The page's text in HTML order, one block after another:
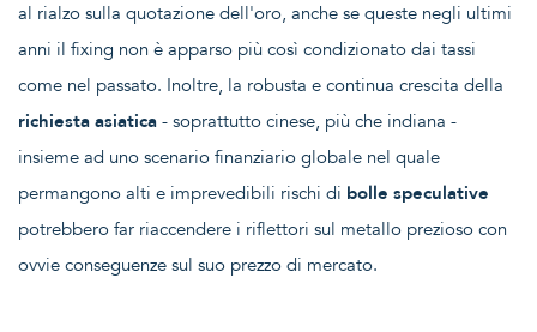
al rialzo sulla quotazione dell'oro, anche se queste negli ultimi
anni il fixing non è apparso più così condizionato dai tassi
come nel passato. Inoltre, la robusta e continua crescita della
richiesta asiatica - soprattutto cinese, più che indiana -
insieme ad uno scenario finanziario globale nel quale
permangono alti e imprevedibili rischi di bolle speculative
potrebbero far riaccendere i riflettori sul metallo prezioso con
ovvie conseguenze sul suo prezzo di mercato.